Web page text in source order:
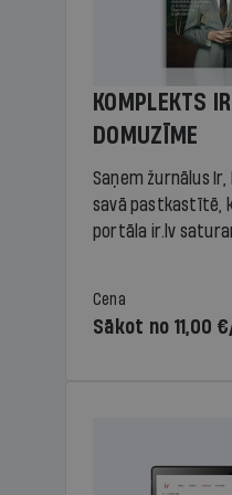
KOMPLEKTS
DOMUZĪME
Saņem žurnālus Ir,
savā pastkastītē,
portāla ir.lv
Cena
Sākot no 11,00